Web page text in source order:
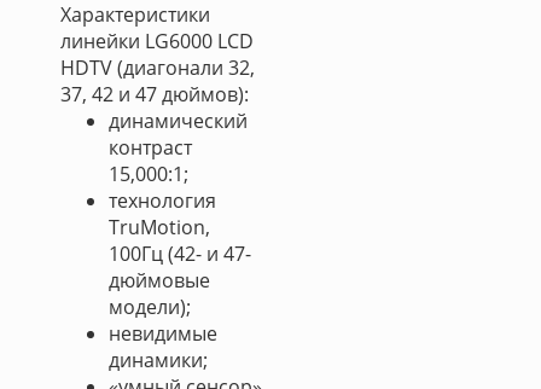
Характеристики
линейки LG6000 LCD
HDTV (диагонали 32,
37, 42 и 47 дюймов):
динамический
контраст
15,000:1;
технология
TruMotion,
100Гц (42- и 47-
дюймовые
модели);
невидимые
динамики;